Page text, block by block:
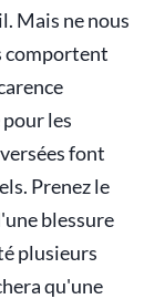
Mais ne nous
comportent
les
font
Prenez le
blessure
plusieurs
qu'une